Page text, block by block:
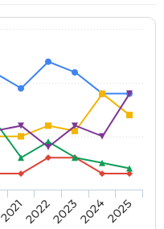
20212022202320242025